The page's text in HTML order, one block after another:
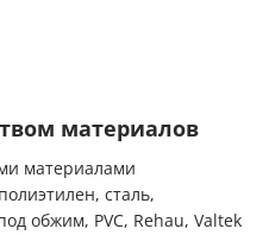
материалов
материалами
сталь,
обжим, PVC, Rehau, Valtek